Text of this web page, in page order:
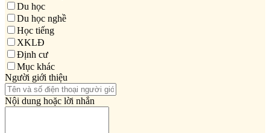
Du học
Du học nghề
Học tiếng
XKLĐ
Định cư
Mục khác
Người giới thiệu
Nội dung hoặc lời nhắn